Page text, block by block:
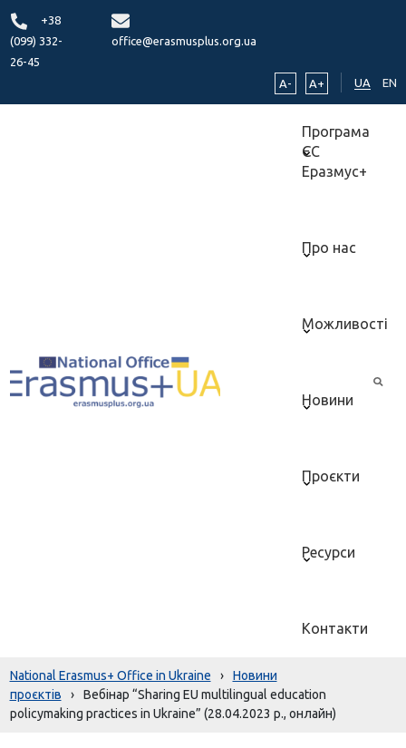
+38
(099) 332-
26-45
office@erasmusplus.org.ua
A- A+ UA EN
Програма
ЄС
Еразмус+
Про нас
Можливості
Новини
Проєкти
Ресурси
Контакти
National Erasmus+ Office in Ukraine ›
Новини
проєктів
›
Вебінар “Sharing EU multilingual education
policymaking practices in Ukraine” (28.04.2023 р., онлайн)